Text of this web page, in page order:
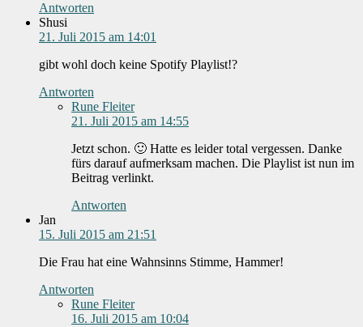
Antworten
Shusi
21. Juli 2015 am 14:01
gibt wohl doch keine Spotify Playlist!?
Antworten
Rune Fleiter
21. Juli 2015 am 14:55
Jetzt schon. 🙂 Hatte es leider total vergessen. Danke
fürs darauf aufmerksam machen. Die Playlist ist nun im
Beitrag verlinkt.
Antworten
Jan
15. Juli 2015 am 21:51
Die Frau hat eine Wahnsinns Stimme, Hammer!
Antworten
Rune Fleiter
16. Juli 2015 am 10:04